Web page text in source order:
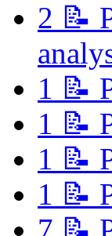
2 📝
1 📝
1 📝
1 📝
1 📝